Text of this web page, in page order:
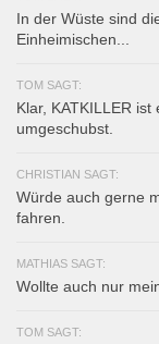
In der Wüste sind
Einheimischen...
TOM SAGT:
Klar, KATKILLER
umgeschubst.
CHRISTIAN SAGT:
Würde auch gerne
fahren.
MATHIAS SAGT:
Wollte auch nur
TOM SAGT: